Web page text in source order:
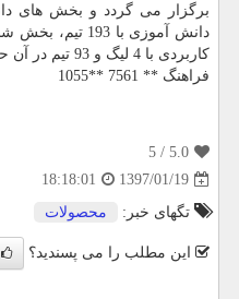
كاربردی با 4 لیگ و 93 تیم در آن حضور خواهند داشت.
فراهنگ ** 7561 **1055
5.0
/ 5
1397/01/19
18:18:01
تگهای خبر:
محصولات
این مطلب را می پسندید؟